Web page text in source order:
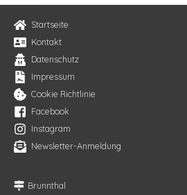
Startseite
Kontakt
Datenschutz
Impressum
Cookie Richtlinie
Facebook
Instagram
Newsletter-Anmeldung
Brunnthal